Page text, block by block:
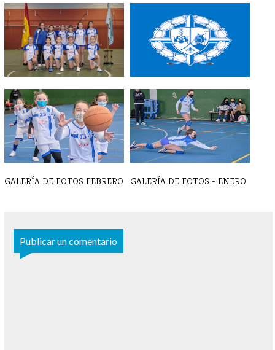
LISTAS VOLEIBOL 23-24
VOLEIBOL EQUIPOS 2022-
2023
GALERÍA DE FOTOS FEBRERO GALERÍA DE FOTOS - ENERO
Publicar un comentario